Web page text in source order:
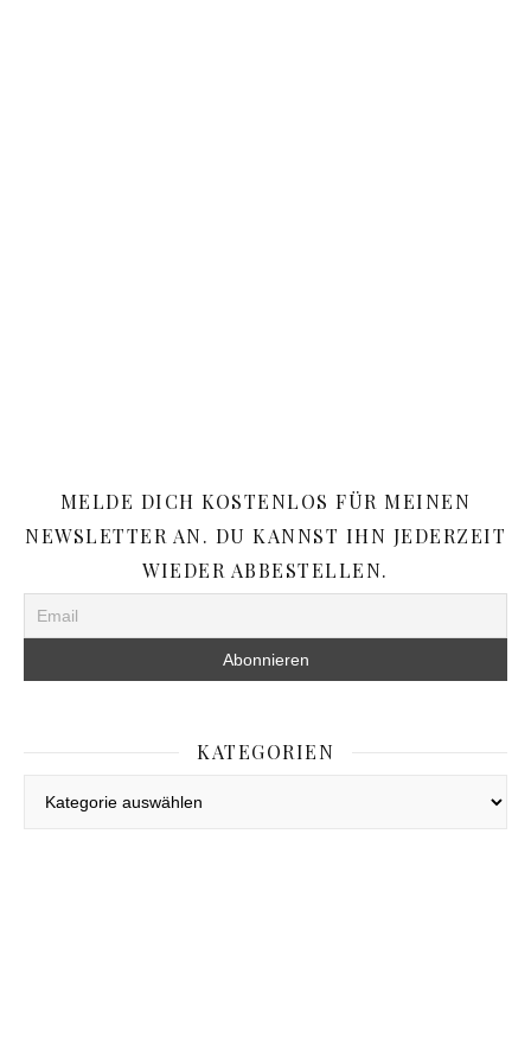
MELDE DICH KOSTENLOS FÜR MEINEN
NEWSLETTER AN. DU KANNST IHN JEDERZEIT
WIEDER ABBESTELLEN.
KATEGORIEN